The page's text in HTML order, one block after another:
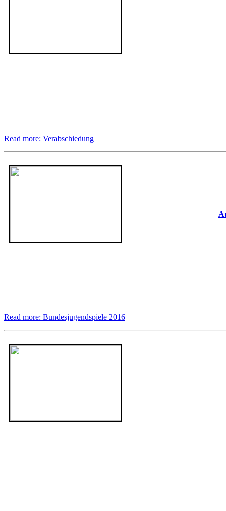
Read more: Verabschiedung
Read more: Bundesjugendspiele 2016